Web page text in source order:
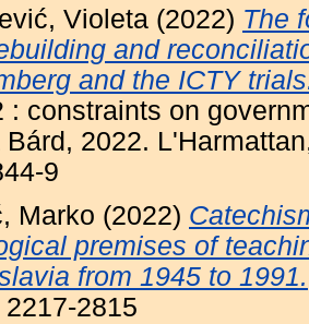
Violeta (2022) The
and
and the ICTY
: constraints on
Bárd, 2022.
9
Marko (2022)
premises of
from 1945 to 1991.
2217-2815